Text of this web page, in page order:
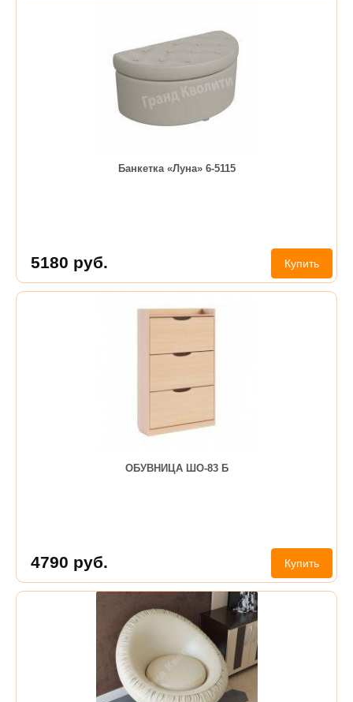
Банкетка «Луна» 6-5115
5180 руб. Купить
ОБУВНИЦА ШО-83 Б
4790 руб. Купить